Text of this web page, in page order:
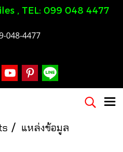
, TEL: 099 048 4477
048-4477
แหล่งข้อมูล